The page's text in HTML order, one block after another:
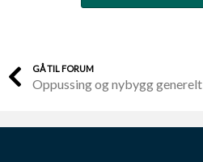
GÅ TIL FORUM
Oppussing og nybygg generelt